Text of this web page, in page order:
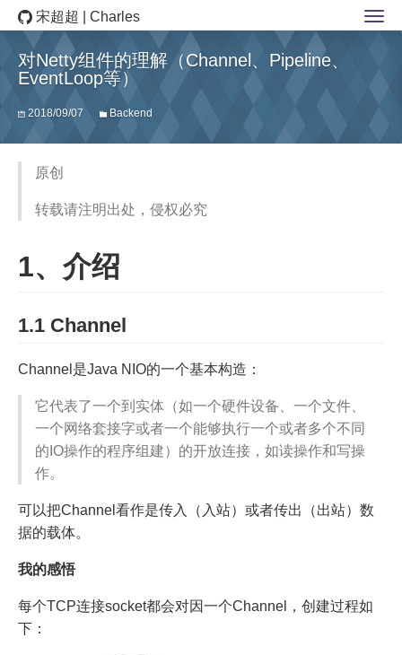
宋超超 | Charles
对Netty组件的理解（Channel、Pipeline、
EventLoop等）
2018/09/07 Backend
原创
转载请注明出处，侵权必究
1、介绍
1.1 Channel
Channel是Java NIO的一个基本构造：
它代表了一个到实体（如一个硬件设备、一个文件、
一个网络套接字或者一个能够执行一个或者多个不同
的IO操作的程序组建）的开放连接，如读操作和写操
作。
可以把Channel看作是传入（入站）或者传出（出站）数
据的载体。
我的感悟
每个TCP连接socket都会对因一个Channel，创建过程如
下：